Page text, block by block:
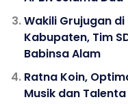
Wakili Grujugan
Kabupaten, Tim
Babinsa Alam
Ratna Koin,
Musik dan